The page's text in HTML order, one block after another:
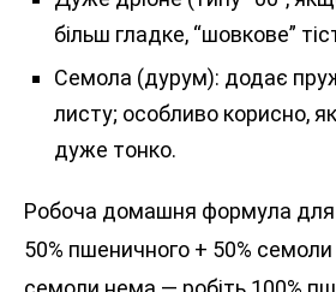
більш гладке, “шовкове”
Семола (дурум): додає
листу; особливо корисно,
дуже тонко.
Робоча домашня формула для
50% пшеничного + 50%